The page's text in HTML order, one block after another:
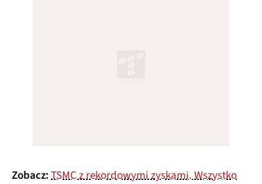
Zobacz:TSMC z rekordowymi zyskami. Wszystko